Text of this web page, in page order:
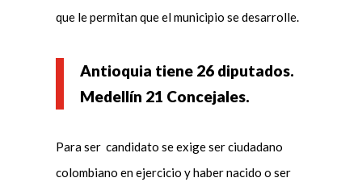
que le permitan que el municipio se desarrolle.
Antioquia tiene 26 diputados.
Medellín 21 Concejales.
Para ser candidato se exige ser ciudadano
colombiano en ejercicio y haber nacido o ser